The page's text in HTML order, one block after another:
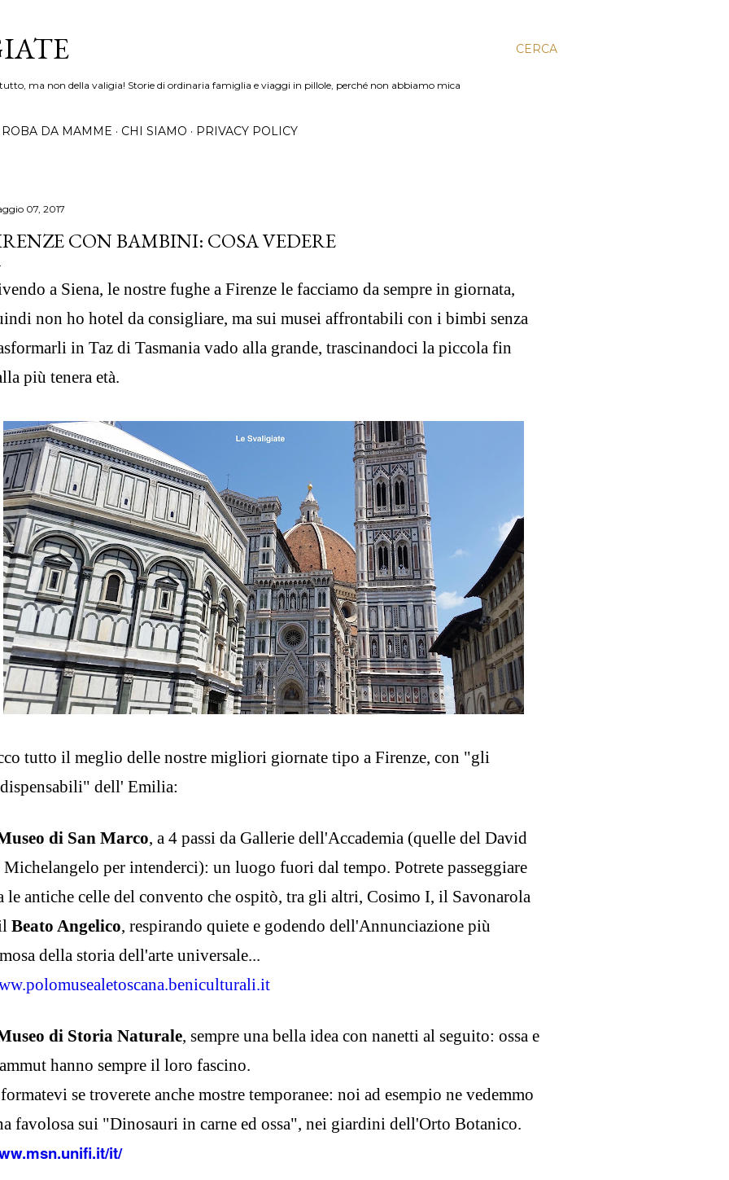
CERCA
ma non della valigia! Storie di ordinaria famiglia e viaggi in pillole, perché non abbiamo mica
ROBA DA MAMME CHI SIAMO PRIVACY POLICY
07, 2017
CON BAMBINI: COSA VEDERE
a Siena, le nostre fughe a Firenze le facciamo da sempre in giornata,
non ho hotel da consigliare, ma sui musei affrontabili con i bimbi senza
in Taz di Tasmania vado alla grande, trascinandoci la piccola fin
più tenera età.
tutto il meglio delle nostre migliori giornate tipo a Firenze, con "gli
dell' Emilia:
di San Marco, a 4 passi da Gallerie dell'Accademia (quelle del David
per intenderci): un luogo fuori dal tempo. Potrete passeggiare
le antiche celle del convento che ospitò, tra gli altri, Cosimo I, il Savonarola
Beato Angelico, respirando quiete e godendo dell'Annunciazione più
della storia dell'arte universale...
di Storia Naturale, sempre una bella idea con nanetti al seguito: ossa e
hanno sempre il loro fascino.
se troverete anche mostre temporanee: noi ad esempio ne vedemmo
favolosa sui "Dinosauri in carne ed ossa", nei giardini dell'Orto Botanico.
it/